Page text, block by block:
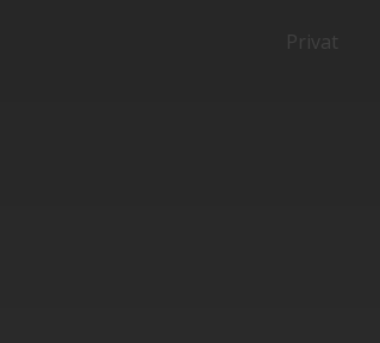
Privat